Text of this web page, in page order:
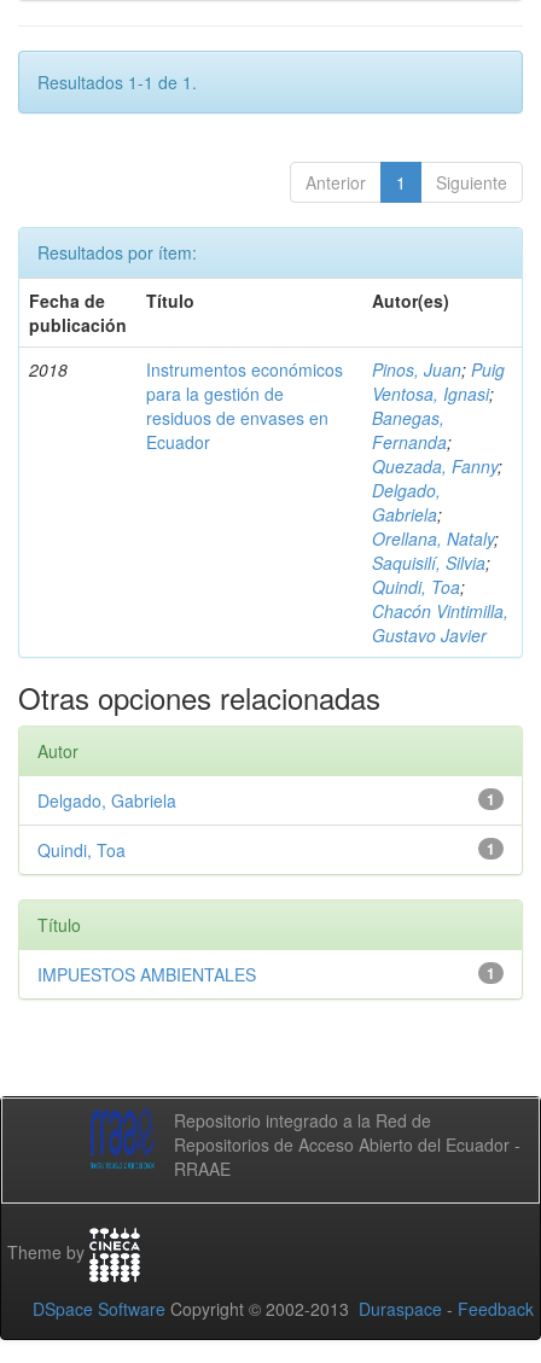
Resultados 1-1 de 1.
Anterior 1 Siguiente
Resultados por ítem:
Fecha de
publicación
Título Autor(es)
2018
Instrumentos económicos
para la gestión de
residuos de envases en
Ecuador
Pinos, Juan; Puig
Ventosa, Ignasi;
Banegas,
Fernanda;
Quezada, Fanny;
Delgado,
Gabriela;
Orellana, Nataly;
Saquisilí, Silvia;
Quindi, Toa;
Chacón Vintimilla,
Gustavo Javier
Otras opciones relacionadas
Autor
1
Delgado, Gabriela
1
Quindi, Toa
Título
1
IMPUESTOS AMBIENTALES
Repositorio integrado a la Red de
Repositorios de Acceso Abierto del Ecuador -
RRAAE
Theme by
DSpace Software Copyright © 2002-2013 Duraspace - Feedback